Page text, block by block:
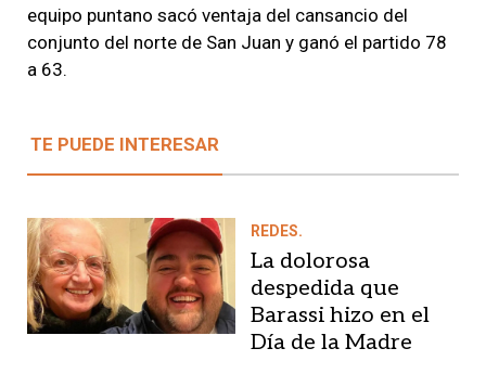
equipo puntano sacó ventaja del cansancio del
conjunto del norte de San Juan y ganó el partido 78
a 63.
TE PUEDE INTERESAR
REDES.
La dolorosa
despedida que
Barassi hizo en el
Día de la Madre